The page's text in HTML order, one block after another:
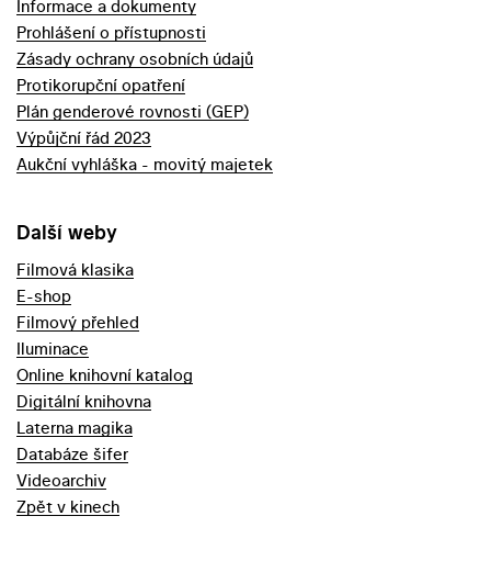
Informace a dokumenty
Prohlášení o přístupnosti
Zásady ochrany osobních údajů
Protikorupční opatření
Plán genderové rovnosti (GEP)
Výpůjční řád 2023
Aukční vyhláška - movitý majetek
Další weby
Filmová klasika
E-shop
Filmový přehled
Iluminace
Online knihovní katalog
Digitální knihovna
Laterna magika
Databáze šifer
Videoarchiv
Zpět v kinech